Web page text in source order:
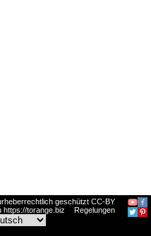
geschützt CC-BY
https://torange.biz
Regelungen